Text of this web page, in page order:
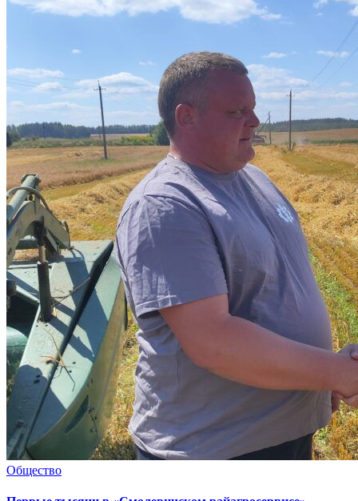
Общество